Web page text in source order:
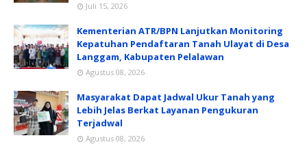
Juli 15, 2026
Kementerian ATR/BPN Lanjutkan Monitoring
Kepatuhan Pendaftaran Tanah Ulayat di Desa
Langgam, Kabupaten Pelalawan
Agustus 08, 2026
Masyarakat Dapat Jadwal Ukur Tanah yang
Lebih Jelas Berkat Layanan Pengukuran
Terjadwal
Agustus 08, 2026